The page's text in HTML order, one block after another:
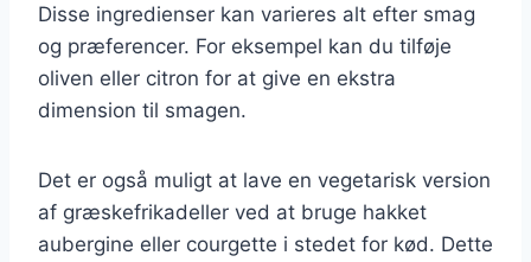
Disse ingredienser kan varieres alt efter smag
og præferencer. For eksempel kan du tilføje
oliven eller citron for at give en ekstra
dimension til smagen.
Det er også muligt at lave en vegetarisk version
af græskefrikadeller ved at bruge hakket
aubergine eller courgette i stedet for kød. Dette